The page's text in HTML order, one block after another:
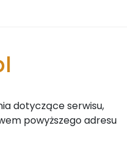
dotyczące serwisu,
powyższego adresu